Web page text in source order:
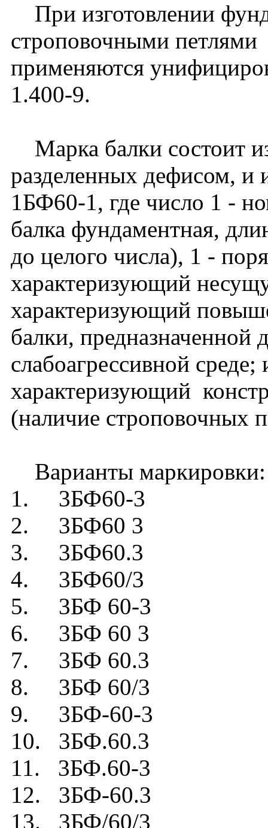
При изготовлении
строповочными петлями
применяются
1.400-9.
Марка балки состоит
разделенных дефисом, и
1БФ60-1, где число 1 -
балка фундаментная,
до целого числа), 1 -
характеризующий
характеризующий
балки, предназначенной
слабоагрессивной среде;
характеризующий
(наличие строповочных
Варианты маркировки:
1. 3БФ60-3
2. 3БФ60 3
3. 3БФ60.3
4. 3БФ60/3
5. 3БФ 60-3
6. 3БФ 60 3
7. 3БФ 60.3
8. 3БФ 60/3
9. 3БФ-60-3
10. 3БФ.60.3
11. 3БФ.60-3
12. 3БФ-60.3
13. 3БФ/60/3